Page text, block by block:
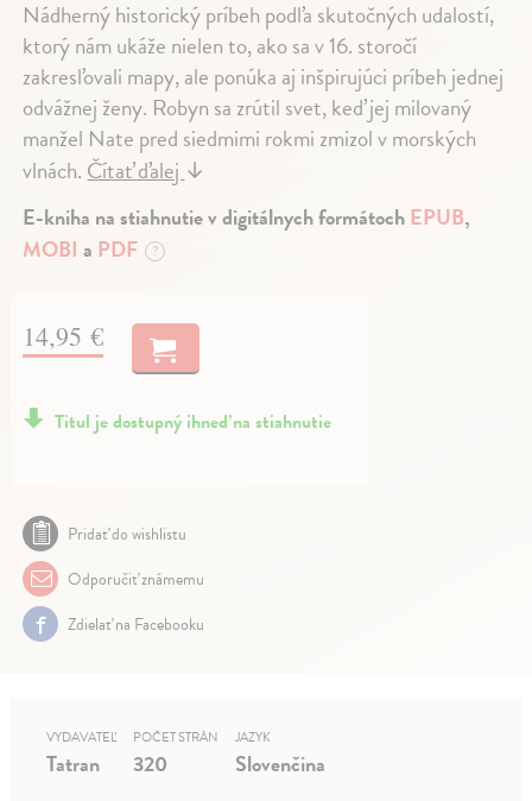
Nádherný historický príbeh podľa skutočných udalostí,
ktorý nám ukáže nielen to, ako sa v 16. storočí
zakresľovali mapy, ale ponúka aj inšpirujúci príbeh jednej
odvážnej ženy. Robyn sa zrútil svet, keď jej milovaný
manžel Nate pred siedmimi rokmi zmizol v morských
vlnách.Čítať ďalej↓
E-kniha na stiahnutie v digitálnych formátochEPUB,
MOBI a PDF ?
14,95 €
Titul je dostupný ihneď na stiahnutie
Pridať do wishlistu
Odporučiť známemu
Zdielať na Facebooku
VYDAVATEĽ
Tatran
POČET STRÁN
320
JAZYK
Slovenčina